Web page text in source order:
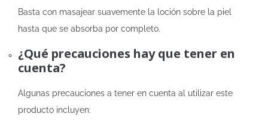
Basta con masajear suavemente la loción sobre la piel
hasta que se absorba por completo.
¿Qué precauciones hay que tener en
cuenta?
Algunas precauciones a tener en cuenta al utilizar este
producto incluyen: